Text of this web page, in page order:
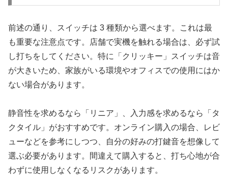
前述の通り、スイッチは 3 種類から選べます。これは最
も重要な注意点です。店舗で実機を触れる場合は、必ず試
し打ちをしてください。特に「クリッキー」スイッチは音
が大きいため、家族がいる環境やオフィスでの使用にはか
ない場合があります。
静音性を求めるなら「リニア」、入力感を求めるなら「タ
クタイル」がおすすめです。オンライン購入の場合、レビ
ューなどを参考にしつつ、自分の好みの打鍵音を想像して
選ぶ必要があります。間違えて購入すると、打ち心地が合
わずに使用しなくなるリスクがあります。